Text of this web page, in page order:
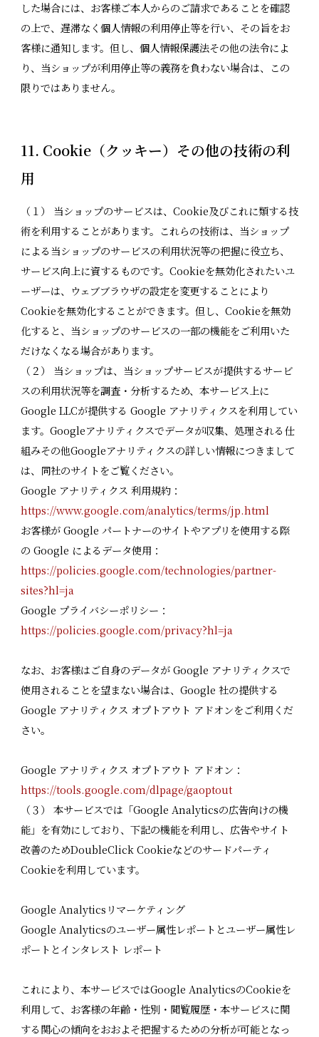
した場合には、お客様ご本人からのご請求であることを確認
の上で、遅滞なく個人情報の利用停止等を行い、その旨をお
客様に通知します。但し、個人情報保護法その他の法令によ
り、当ショップが利用停止等の義務を負わない場合は、この
限りではありません。
11. Cookie（クッキー）その他の技術の利
用
（１） 当ショップのサービスは、Cookie及びこれに類する技
術を利用することがあります。これらの技術は、当ショップ
による当ショップのサービスの利用状況等の把握に役立ち、
サービス向上に資するものです。Cookieを無効化されたいユ
ーザーは、ウェブブラウザの設定を変更することにより
Cookieを無効化することができます。但し、Cookieを無効
化すると、当ショップのサービスの一部の機能をご利用いた
だけなくなる場合があります。
（２） 当ショップは、当ショップサービスが提供するサービ
スの利用状況等を調査・分析するため、本サービス上に
Google LLCが提供する Google アナリティクスを利用してい
ます。Googleアナリティクスでデータが収集、処理される仕
組みその他Googleアナリティクスの詳しい情報につきまして
は、同社のサイトをご覧ください。
Google アナリティクス 利用規約：
https://www.google.com/analytics/terms/jp.html
お客様が Google パートナーのサイトやアプリを使用する際
の Google によるデータ使用：
https://policies.google.com/technologies/partner-
sites?hl=ja
Google プライバシーポリシー：
https://policies.google.com/privacy?hl=ja
なお、お客様はご自身のデータが Google アナリティクスで
使用されることを望まない場合は、Google 社の提供する
Google アナリティクス オプトアウト アドオンをご利用くだ
さい。
Google アナリティクス オプトアウト アドオン：
https://tools.google.com/dlpage/gaoptout
（３） 本サービスでは「Google Analyticsの広告向けの機
能」を有効にしており、下記の機能を利用し、広告やサイト
改善のためDoubleClick Cookieなどのサードパーティ
Cookieを利用しています。
Google Analyticsリマーケティング
Google Analyticsのユーザー属性レポートとユーザー属性レ
ポートとインタレスト レポート
これにより、本サービスではGoogle AnalyticsのCookieを
利用して、お客様の年齢・性別・閲覧履歴・本サービスに関
する関心の傾向をおおよそ把握するための分析が可能となっ